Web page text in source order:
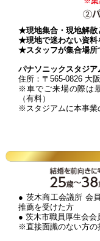
★現地集合・現地解散
★現地で迷わない資料
★スタッフが集合場所
パナソニックスタジア
住所：〒565-0826 大
※車でご来場の際は
（有料）
※スタジアムに本事業
● 茨木商工会議所 会
推薦を受けた方
● 茨木市職員厚生会会
※直接面識のない方の